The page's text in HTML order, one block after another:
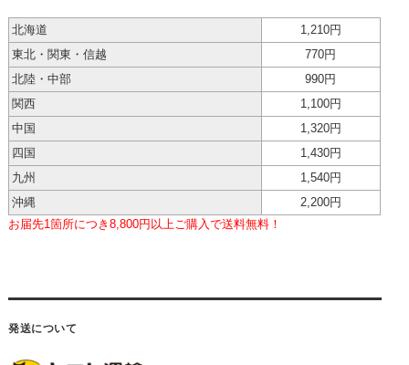
北海道
1,210円
東北・関東・信越
770円
北陸・中部
990円
関西
1,100円
中国
1,320円
四国
1,430円
九州
1,540円
沖縄
2,200円
お届先1箇所につき8,800円以上ご購入で送料無料！
発送について